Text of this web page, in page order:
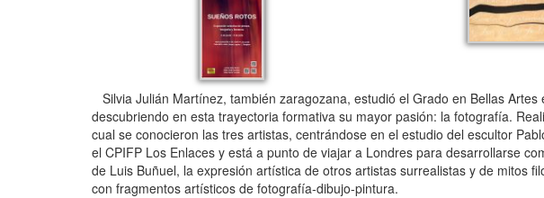
Silvia Julián Martínez, también zaragozana, estudió el Grado en Bellas
descubriendo en esta trayectoria formativa su mayor pasión: la fotografía.
cual se conocieron las tres artistas, centrándose en el estudio del escultor
el CPIFP Los Enlaces y está a punto de viajar a Londres para desarrollarse
de Luis Buñuel, la expresión artística de otros artistas surrealistas y de mitos
con fragmentos artísticos de fotografía-dibujo-pintura.